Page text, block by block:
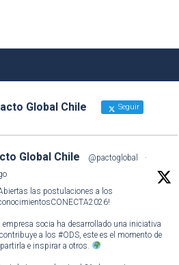
Global Chile Seguir
Global Chile @pactoglobal
·
las postulaciones a los
!
empresa socia ha desarrollado una iniciativa
a los #ODS, este es el momento de
e inspirar a otros.